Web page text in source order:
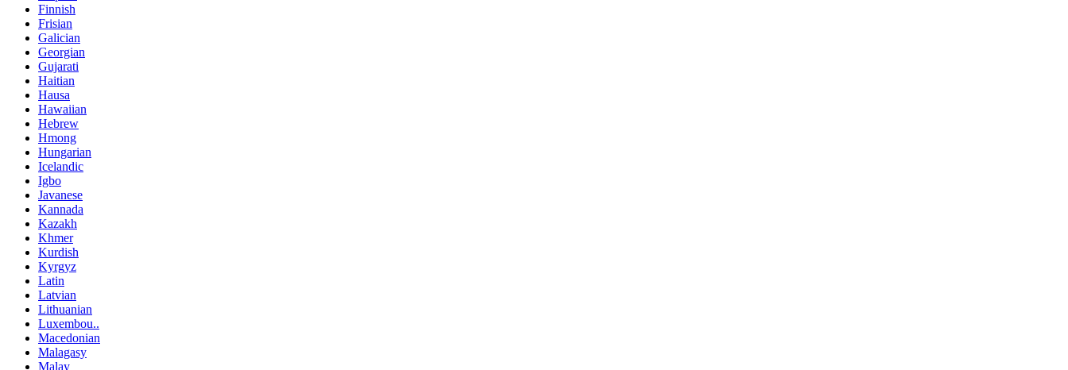
Finnish
Frisian
Galician
Georgian
Gujarati
Haitian
Hausa
Hawaiian
Hebrew
Hmong
Hungarian
Icelandic
Igbo
Javanese
Kannada
Kazakh
Khmer
Kurdish
Kyrgyz
Latin
Latvian
Lithuanian
Luxembou..
Macedonian
Malagasy
Malay